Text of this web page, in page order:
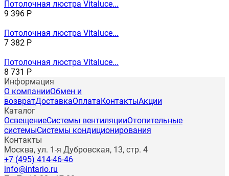
Потолочная люстра Vitaluce...
9 396 Р
Потолочная люстра Vitaluce...
7 382 Р
Потолочная люстра Vitaluce...
8 731 Р
Информация
О компанииОбмен и
возвратДоставкаОплатаКонтактыАкции
Каталог
ОсвещениеСистемы вентиляцииОтопительные
системыСистемы кондиционирования
Контакты
Москва, ул. 1-я Дубровская, 13, стр. 4
+7 (495) 414-46-46
info@intario.ru